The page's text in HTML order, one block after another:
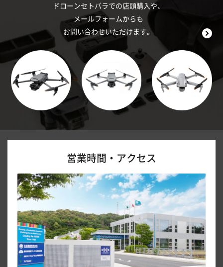
ドローンセトバラでの店頭購入や、
メールフォームからも
お問い合わせいただけます。
営業時間・アクセス